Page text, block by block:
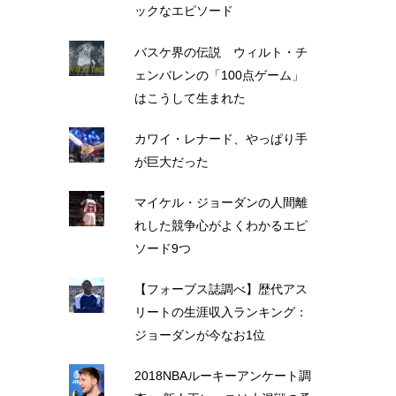
ックなエピソード
バスケ界の伝説 ウィルト・チ
ェンバレンの「100点ゲーム」
はこうして生まれた
カワイ・レナード、やっぱり手
が巨大だった
マイケル・ジョーダンの人間離
れした競争心がよくわかるエピ
ソード9つ
【フォーブス誌調べ】歴代アス
リートの生涯収入ランキング：
ジョーダンが今なお1位
2018NBAルーキーアンケート調